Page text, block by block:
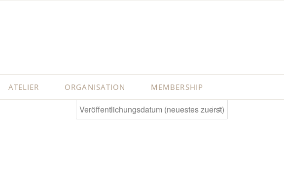
ATELIER ORGANISATION MEMBERSHIP